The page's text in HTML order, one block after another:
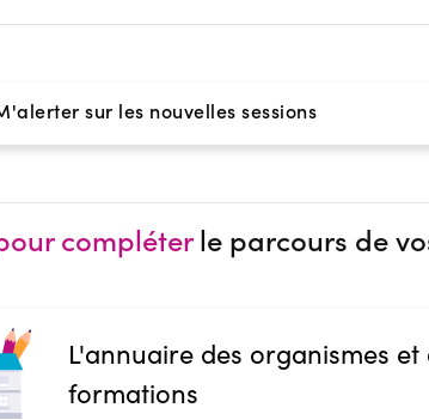
sur les nouvelles sessions
compléterle parcours de
L'annuaire des organismes et
formations